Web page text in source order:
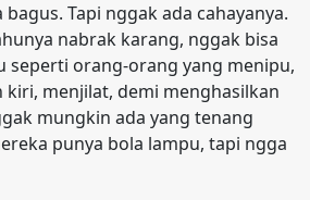
Tapi nggak ada cahayanya.
nabrak karang, nggak bisa
seperti orang-orang yang menipu,
menjilat, demi menghasilkan
mungkin ada yang tenang
punya bola lampu, tapi ngga